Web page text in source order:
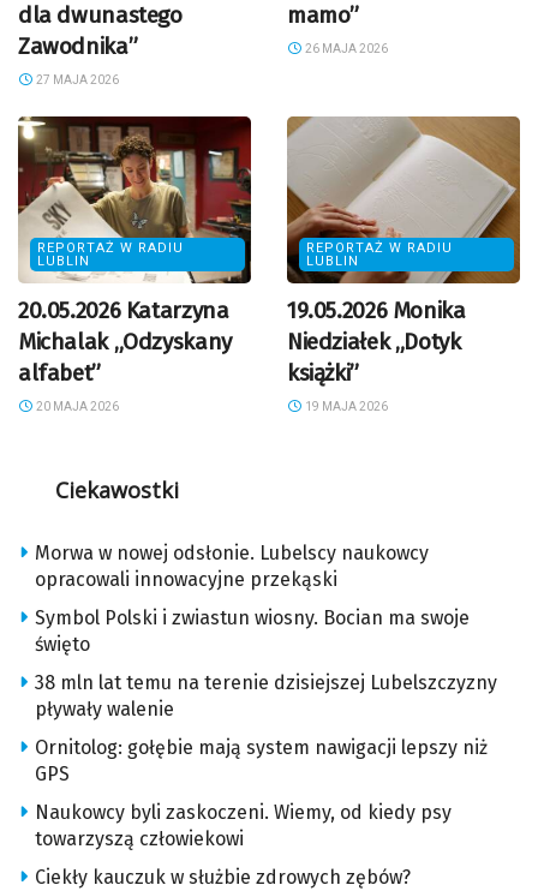
dla dwunastego
Zawodnika”
27 MAJA 2026
mamo”
26 MAJA 2026
REPORTAŻ W RADIU
LUBLIN
20.05.2026 Katarzyna
Michalak „Odzyskany
alfabet”
20 MAJA 2026
REPORTAŻ W RADIU
LUBLIN
19.05.2026 Monika
Niedziałek „Dotyk
książki”
19 MAJA 2026
Ciekawostki
Morwa w nowej odsłonie. Lubelscy naukowcy
opracowali innowacyjne przekąski
Symbol Polski i zwiastun wiosny. Bocian ma swoje
święto
38 mln lat temu na terenie dzisiejszej Lubelszczyzny
pływały walenie
Ornitolog: gołębie mają system nawigacji lepszy niż
GPS
Naukowcy byli zaskoczeni. Wiemy, od kiedy psy
towarzyszą człowiekowi
Ciekły kauczuk w służbie zdrowych zębów?